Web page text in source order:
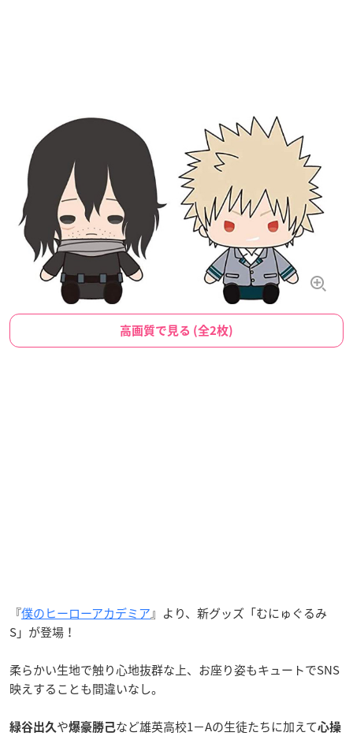
高画質で見る (全2枚)
『僕のヒーローアカデミア』より、新グッズ「むにゅぐるみ
S」が登場！
柔らかい生地で触り心地抜群な上、お座り姿もキュートでSNS
映えすることも間違いなし。
緑谷出久 や爆豪勝己など雄英高校1−Aの生徒たちに加えて心操